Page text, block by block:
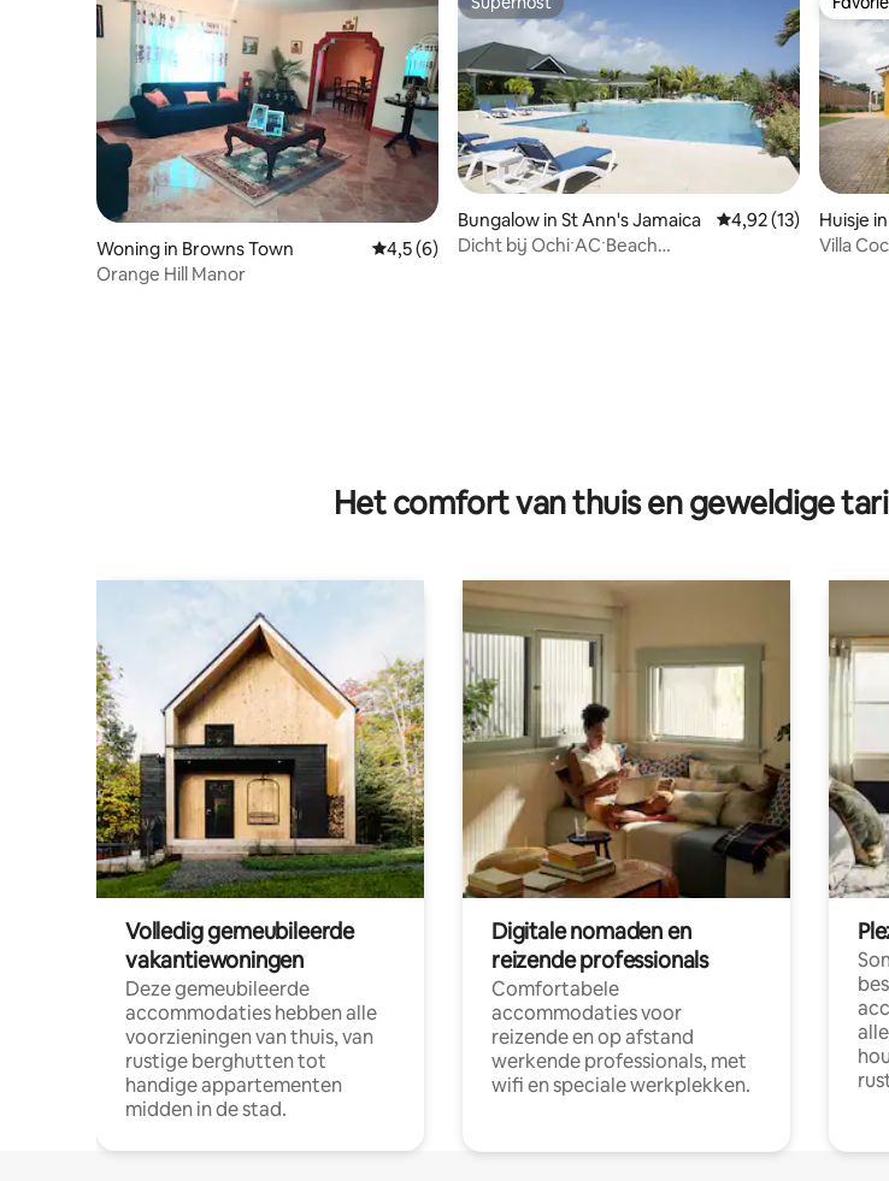
Woning in Browns Town Gemiddelde beoordeling van 4,5 op 5, 6 recensies
4,5 (6)
Orange Hill Manor
Superhost
Bungalow in St Ann's Jamaica Gemiddelde
4,92 (13)
Dicht bij OchiˑACˑBeach
Huisje
Villa
Het comfort van thuis en geweldige
Volledig gemeubileerde
vakantiewoningen
Deze gemeubileerde
accommodaties hebben alle
voorzieningen van thuis, van
rustige berghutten tot
handige appartementen
midden in de stad.
Digitale nomaden en
reizende professionals
Comfortabele
accommodaties voor
reizende en op afstand
werkende professionals, met
wifi en speciale werkplekken.